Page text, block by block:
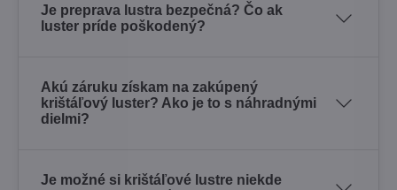
Je preprava lustra bezpečná? Čo ak
luster príde poškodený?
Akú záruku získam na zakúpený
krištáľový luster? Ako je to s náhradnými
dielmi?
Je možné si krištáľové lustre niekde